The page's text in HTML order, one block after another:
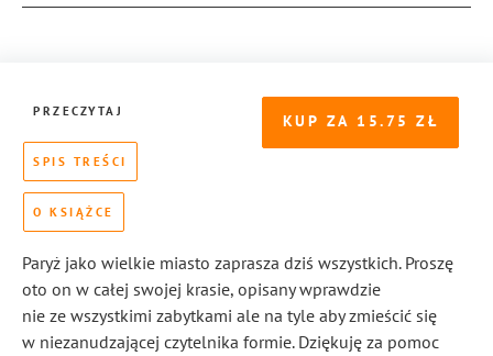
KUP ZA 15.75
PRZECZYTAJ
SPIS TREŚCI
O KSIĄŻCE
Paryż jako wielkie miasto zaprasza dziś wszystkich. Proszę
oto on w całej swojej krasie, opisany wprawdzie
nie ze wszystkimi zabytkami ale na tyle aby zmieścić się
w niezanudzającej czytelnika formie. Dziękuję za pomoc